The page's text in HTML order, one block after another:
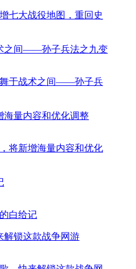
之间——孙子兵法之九变
海量内容和优化调整
解锁这款战争网游